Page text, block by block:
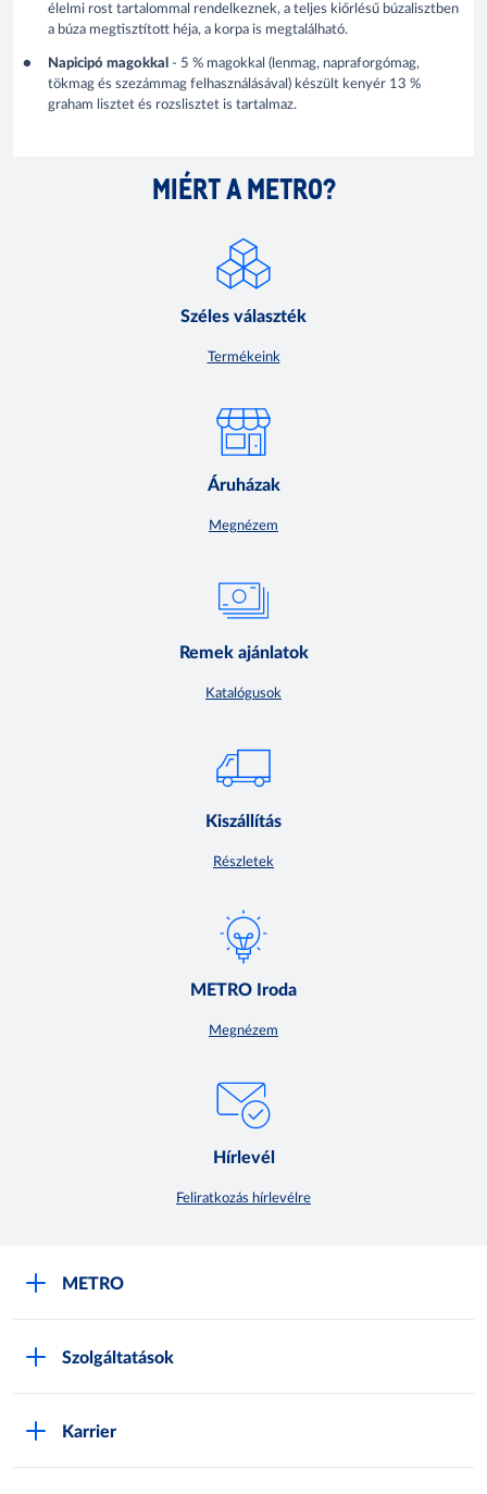
élelmi rost tartalommal rendelkeznek, a teljes kiőrlésű búzalisztben
a búza megtisztított héja, a korpa is megtalálható.
Napicipó magokkal
- 5 % magokkal (lenmag, napraforgómag,
tökmag és szezámmag felhasználásával) készült kenyér 13 %
graham lisztet és rozslisztet is tartalmaz.
MIÉRT A METRO?
Széles választék
Termékeink
Áruházak
Megnézem
Remek ajánlatok
Katalógusok
Kiszállítás
Részletek
METRO Iroda
Megnézem
Hírlevél
Feliratkozás hírlevélre
METRO
Szolgáltatások
Karrier